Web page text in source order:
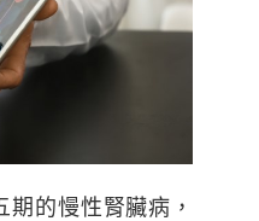
的慢性腎臟病，